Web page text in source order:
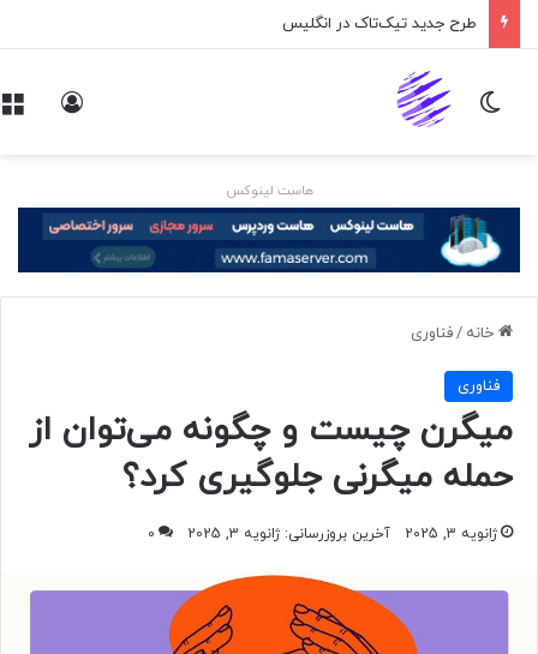
طرح جدید تیک‌تاک در انگلیس
تغییر پوسته
هاست لینوکس
خانه /فناوری
فناوری
میگرن چیست و چگونه می‌توان از
حمله میگرنی جلوگیری کرد؟
ژانویه 3, 2025 آخرین بروزرسانی: ژانویه 3, 2025 0